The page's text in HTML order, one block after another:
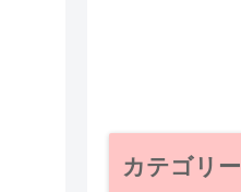
カテゴリー